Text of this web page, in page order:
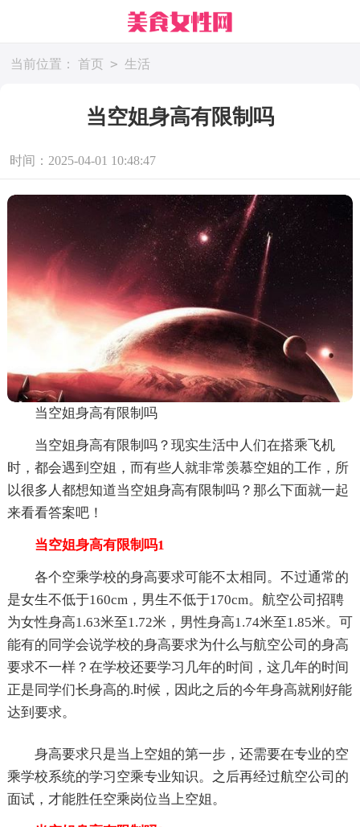
当前位置： 首页 > 生活
当空姐身高有限制吗
时间：2025-04-01 10:48:47
当空姐身高有限制吗
当空姐身高有限制吗？现实生活中人们在搭乘飞机
时，都会遇到空姐，而有些人就非常羡慕空姐的工作，所
以很多人都想知道当空姐身高有限制吗？那么下面就一起
来看看答案吧！
当空姐身高有限制吗1
各个空乘学校的身高要求可能不太相同。不过通常的
是女生不低于160cm，男生不低于170cm。航空公司招聘
为女性身高1.63米至1.72米，男性身高1.74米至1.85米。可
能有的同学会说学校的身高要求为什么与航空公司的身高
要求不一样？在学校还要学习几年的时间，这几年的时间
正是同学们长身高的.时候，因此之后的今年身高就刚好能
达到要求。
身高要求只是当上空姐的第一步，还需要在专业的空
乘学校系统的学习空乘专业知识。之后再经过航空公司的
面试，才能胜任空乘岗位当上空姐。